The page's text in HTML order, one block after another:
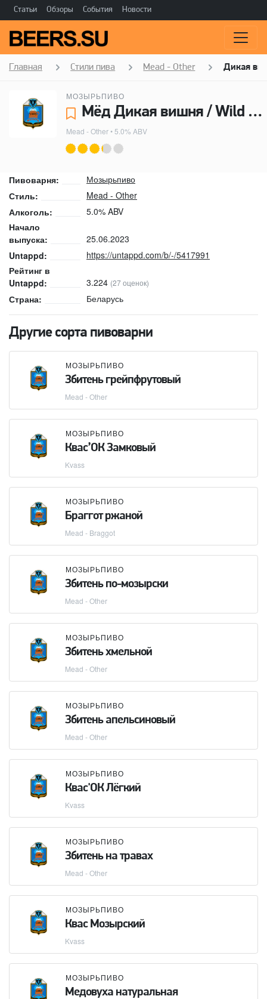
Статьи Обзоры События Новости
Главная Стили пива Mead - Other Дикая
МОЗЫРЬПИВО
Мёд Дикая вишня / Wild Cherry - Мозырьпиво
Mead - Other• 5.0% ABV
Пивоварня:
Мозырьпиво
Стиль:
Mead - Other
Алкоголь:
5.0% ABV
Начало
выпуска:
25.06.2023
Untappd:
https://untappd.com/b/-/5417991
Рейтинг в
Untappd:
3.224 (27 оценок)
Страна: Беларусь
Другие сорта пивоварни
МОЗЫРЬПИВО
Збитень грейпфрутовый
Mead - Other
МОЗЫРЬПИВО
Квас’ОК Замковый
Kvass
МОЗЫРЬПИВО
Браггот ржаной
Mead - Braggot
МОЗЫРЬПИВО
Збитень по-мозырски
Mead - Other
МОЗЫРЬПИВО
Збитень хмельной
Mead - Other
МОЗЫРЬПИВО
Збитень апельсиновый
Mead - Other
МОЗЫРЬПИВО
Квас'ОК Лёгкий
Kvass
МОЗЫРЬПИВО
Збитень на травах
Mead - Other
МОЗЫРЬПИВО
Квас Мозырский
Kvass
МОЗЫРЬПИВО
Медовуха натуральная